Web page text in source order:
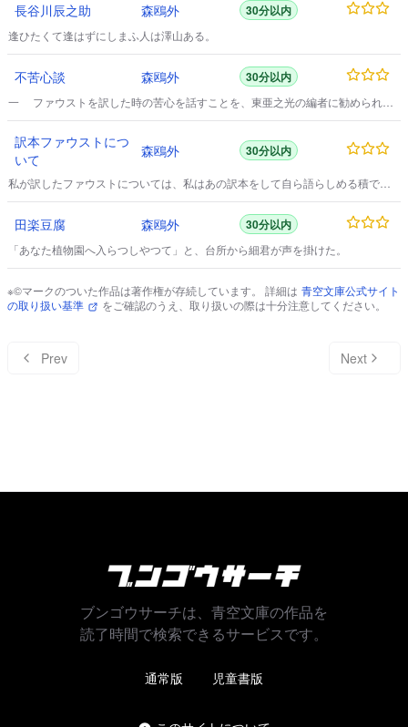
長谷川辰之助 森鴎外 30分以内
逢ひたくて逢はずにしまふ人は澤山ある。
不苦心談 森鴎外 30分以内
一 ファウストを訳した時の苦心を話すことを、東亜之光の編者に勧められ
訳本ファウストにつ
いて
森鴎外 30分以内
私が訳したファウストについては、私はあの訳本をして自ら語らしめる積でい
田楽豆腐 森鴎外 30分以内
「あなた植物園へ入らつしやつて」と、台所から細君が声を掛けた。
※©マークのついた作品は著作権が存続しています。 詳細は 青空文庫公式サイト
の取り扱い基準
をご確認のうえ、取り扱いの際は十分注意してください。
Prev Next
ブンゴウサーチは、青空文庫の作品を
読了時間で検索できるサービスです。
通常版 児童書版